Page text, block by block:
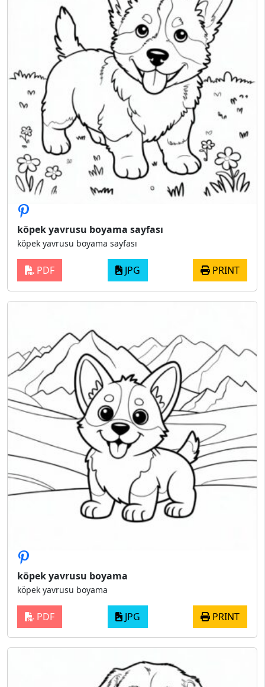
köpek yavrusu boyama sayfası
köpek yavrusu boyama sayfası
PDF JPG PRINT
köpek yavrusu boyama
köpek yavrusu boyama
PDF JPG PRINT